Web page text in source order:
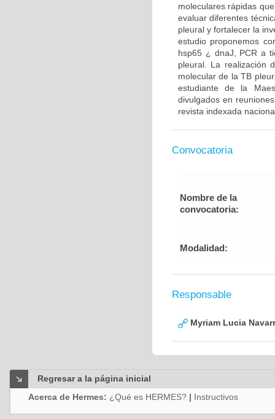
moleculares rápidas
evaluar diferentes
pleural y fortalecer la
estudio proponemos
hsp65 ¿ dnaJ, PCR a
pleural. La realización
molecular de la TB
estudiante de la
divulgados en
revista indexada
Convocatoria
Nombre de la
convocatoria:
Modalidad:
Responsable
Myriam Lucia
Regresar a la página inicial
Acerca de Hermes: ¿Qué es HERMES? | Instructivos